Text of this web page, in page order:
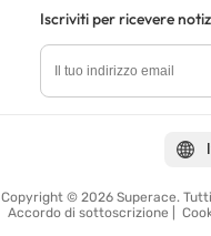
Iscriviti per ricevere
Copyright © 2026 Superace.
Accordo di sottoscrizione